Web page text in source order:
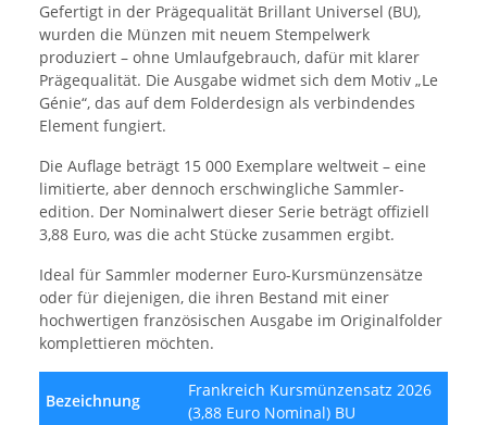
Gefertigt in der Prägequalität Brillant Universel (BU),
wurden die Münzen mit neuem Stempelwerk
produziert – ohne Umlaufgebrauch, dafür mit klarer
Prägequalität. Die Ausgabe widmet sich dem Motiv „Le
Génie“, das auf dem Folderdesign als verbindendes
Element fungiert.
Die Auflage beträgt 15 000 Exemplare weltweit – eine
limitierte, aber dennoch erschwingliche Sammler-
edition. Der Nominalwert dieser Serie beträgt offiziell
3,88 Euro, was die acht Stücke zusammen ergibt.
Ideal für Sammler moderner Euro-Kursmünzensätze
oder für diejenigen, die ihren Bestand mit einer
hochwertigen französischen Ausgabe im Originalfolder
komplettieren möchten.
Bezeichnung
Frankreich Kursmünzensatz 2026
(3,88 Euro Nominal) BU